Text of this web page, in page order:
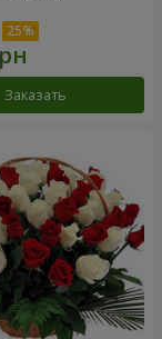
Заказать